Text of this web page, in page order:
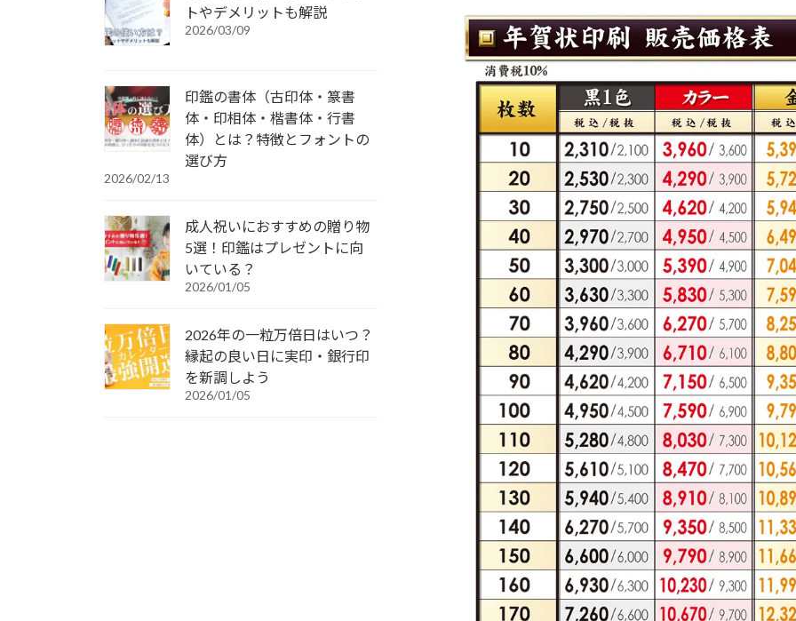
トやデメリットも解説
2026/03/09
印鑑の書体（古印体・篆書
体・印相体・楷書体・行書
体）とは？特徴とフォントの
選び方
2026/02/13
成人祝いにおすすめの贈り物
5選！印鑑はプレゼントに向
いている？
2026/01/05
2026年の一粒万倍日はいつ？
縁起の良い日に実印・銀行印
を新調しよう
2026/01/05